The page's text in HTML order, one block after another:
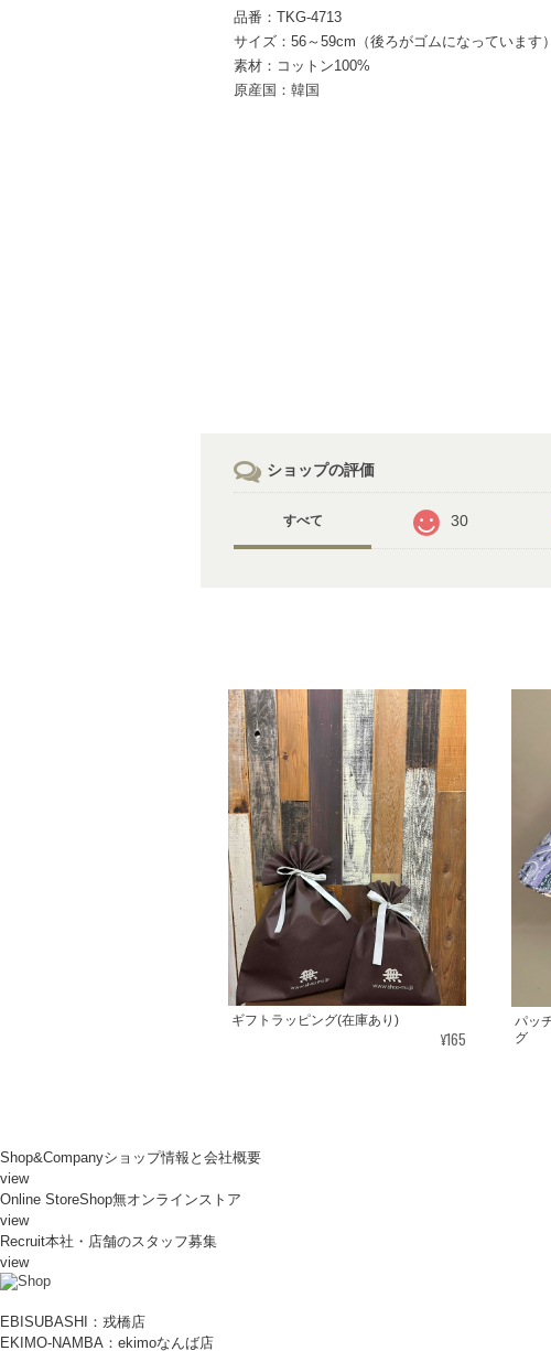
品番：TKG-4713
サイズ：56～59cm（後ろがゴムになっています
素材：コットン100%
原産国：韓国
ショップの評価
すべて 30
ギフトラッピング(在庫あり)
¥165
パッ
グ
Shop&Companyショップ情報と会社概要
view
Online StoreShop無オンラインストア
view
Recruit本社・店舗のスタッフ募集
view
EBISUBASHI：戎橋店
EKIMO-NAMBA：ekimoなんば店